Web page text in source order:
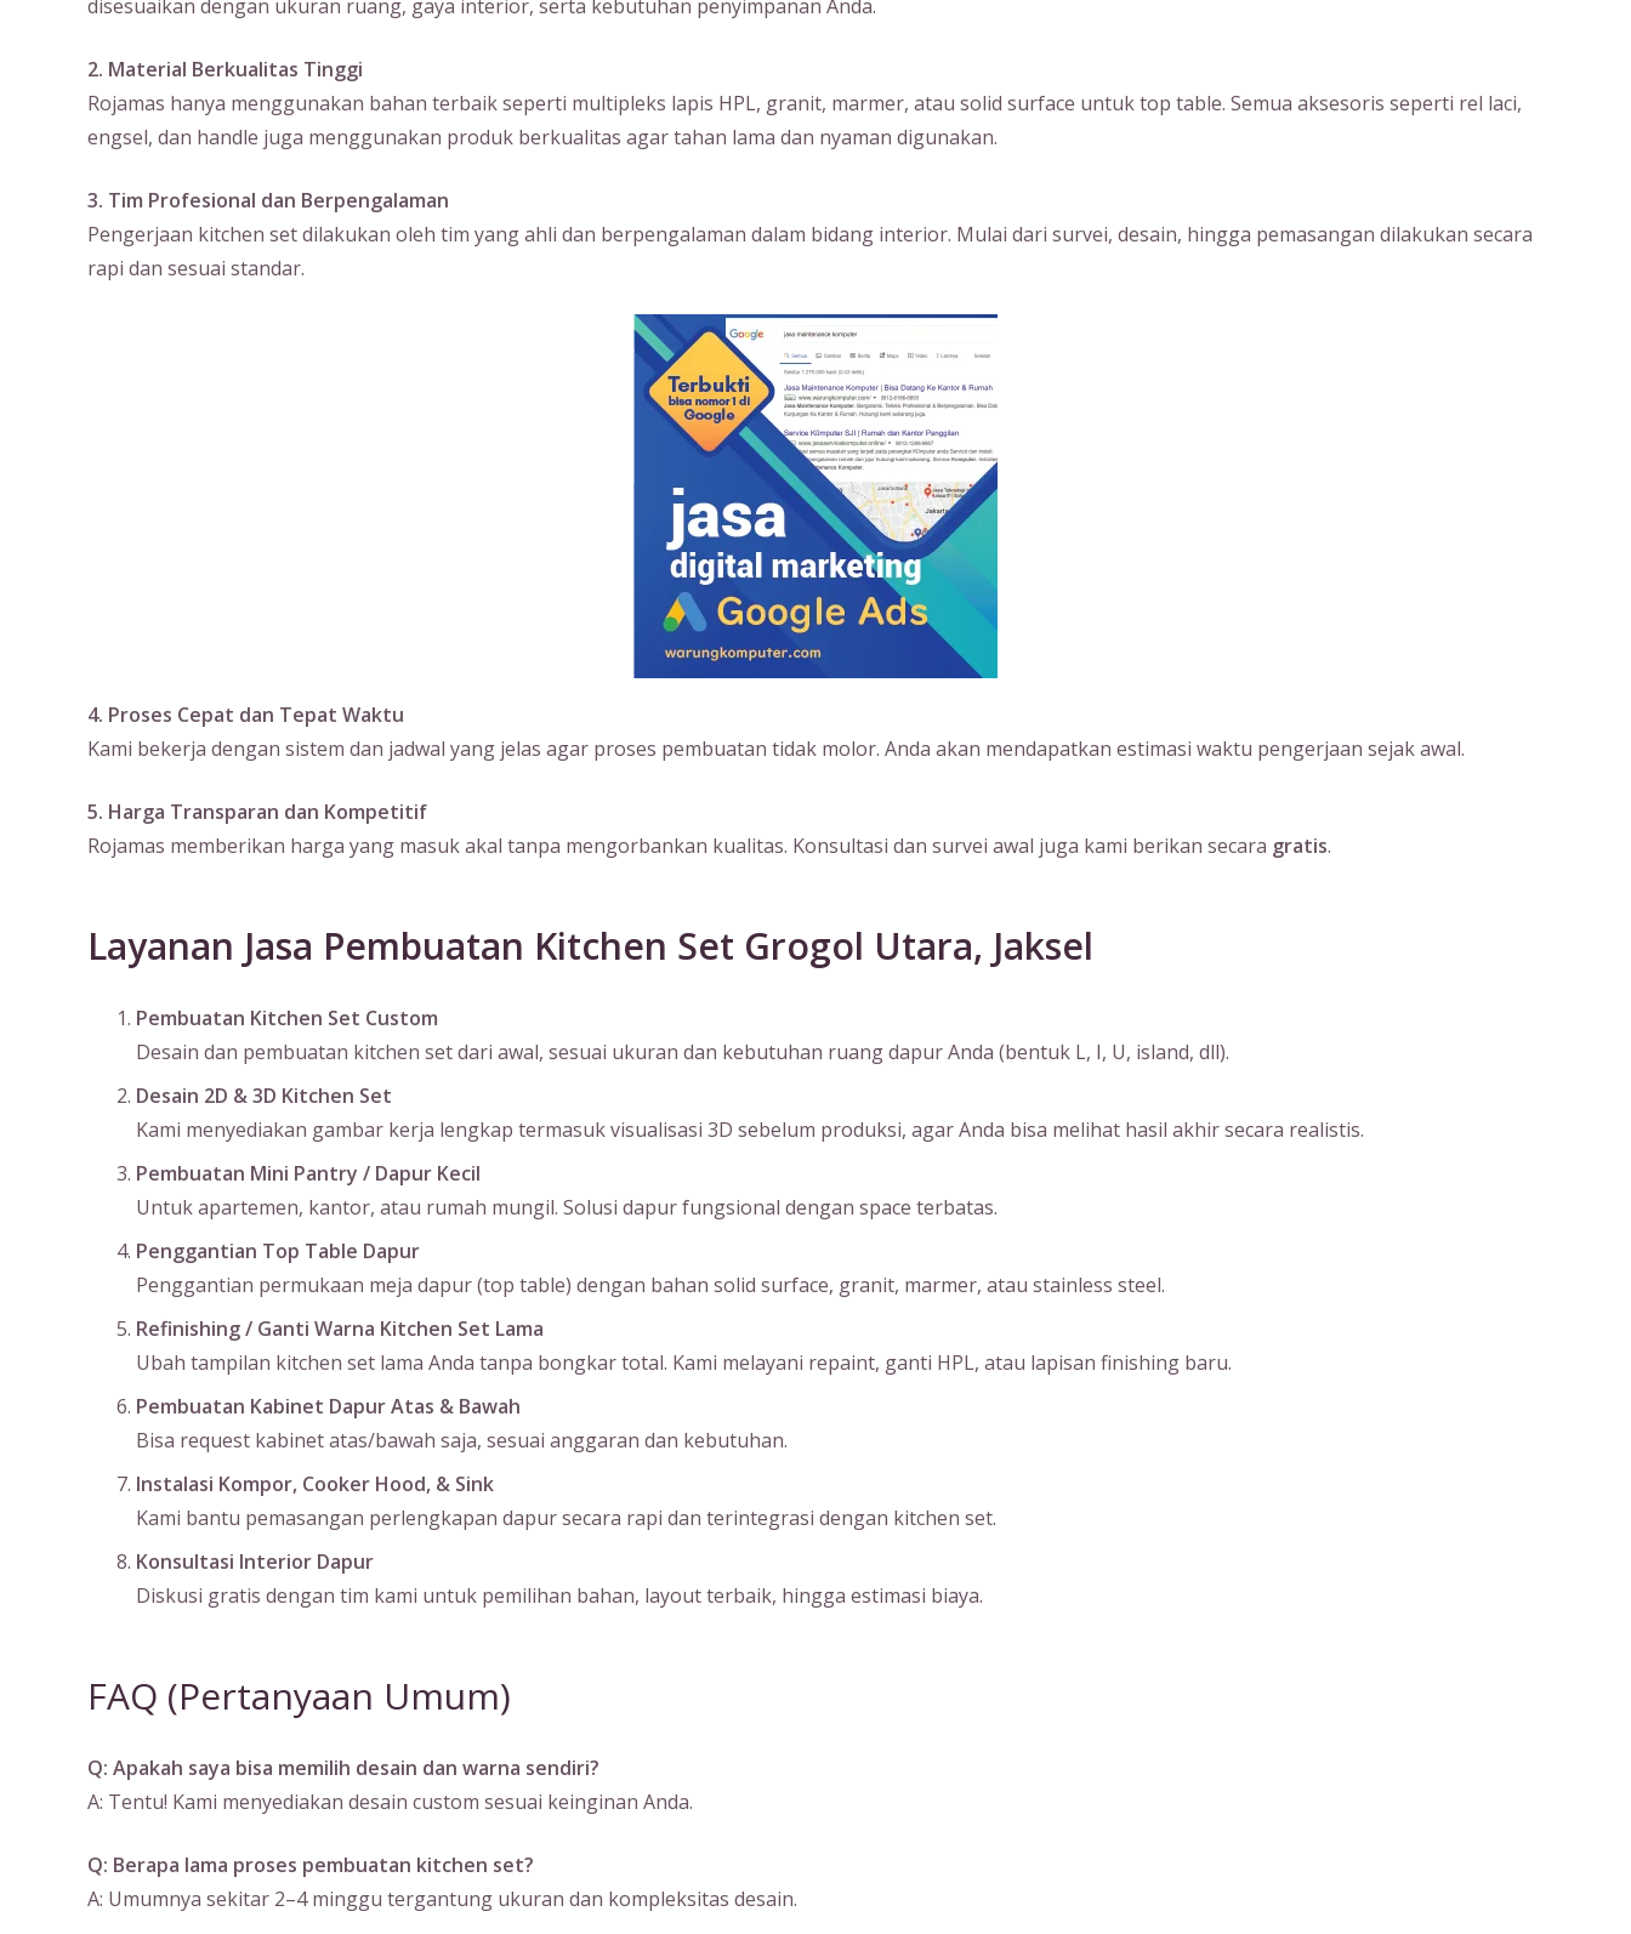
disesuaikan dengan ukuran ruang, gaya interior, serta kebutuhan penyimpanan Anda.
2. Material Berkualitas Tinggi
Rojamas hanya menggunakan bahan terbaik seperti multipleks lapis HPL, granit, marmer, atau solid surface untuk top table. Semua aksesoris seperti rel laci,
engsel, dan handle juga menggunakan produk berkualitas agar tahan lama dan nyaman digunakan.
3. Tim Profesional dan Berpengalaman
Pengerjaan kitchen set dilakukan oleh tim yang ahli dan berpengalaman dalam bidang interior. Mulai dari survei, desain, hingga pemasangan dilakukan secara
rapi dan sesuai standar.
4. Proses Cepat dan Tepat Waktu
Kami bekerja dengan sistem dan jadwal yang jelas agar proses pembuatan tidak molor. Anda akan mendapatkan estimasi waktu pengerjaan sejak awal.
5. Harga Transparan dan Kompetitif
Rojamas memberikan harga yang masuk akal tanpa mengorbankan kualitas. Konsultasi dan survei awal juga kami berikan secara gratis.
Layanan Jasa Pembuatan Kitchen Set Grogol Utara, Jaksel
Pembuatan Kitchen Set Custom
Desain dan pembuatan kitchen set dari awal, sesuai ukuran dan kebutuhan ruang dapur Anda (bentuk L, I, U, island, dll).
Desain 2D & 3D Kitchen Set
Kami menyediakan gambar kerja lengkap termasuk visualisasi 3D sebelum produksi, agar Anda bisa melihat hasil akhir secara realistis.
Pembuatan Mini Pantry / Dapur Kecil
Untuk apartemen, kantor, atau rumah mungil. Solusi dapur fungsional dengan space terbatas.
Penggantian Top Table Dapur
Penggantian permukaan meja dapur (top table) dengan bahan solid surface, granit, marmer, atau stainless steel.
Refinishing / Ganti Warna Kitchen Set Lama
Ubah tampilan kitchen set lama Anda tanpa bongkar total. Kami melayani repaint, ganti HPL, atau lapisan finishing baru.
Pembuatan Kabinet Dapur Atas & Bawah
Bisa request kabinet atas/bawah saja, sesuai anggaran dan kebutuhan.
Instalasi Kompor, Cooker Hood, & Sink
Kami bantu pemasangan perlengkapan dapur secara rapi dan terintegrasi dengan kitchen set.
Konsultasi Interior Dapur
Diskusi gratis dengan tim kami untuk pemilihan bahan, layout terbaik, hingga estimasi biaya.
FAQ (Pertanyaan Umum)
Q: Apakah saya bisa memilih desain dan warna sendiri?
A: Tentu! Kami menyediakan desain custom sesuai keinginan Anda.
Q: Berapa lama proses pembuatan kitchen set?
A: Umumnya sekitar 2–4 minggu tergantung ukuran dan kompleksitas desain.